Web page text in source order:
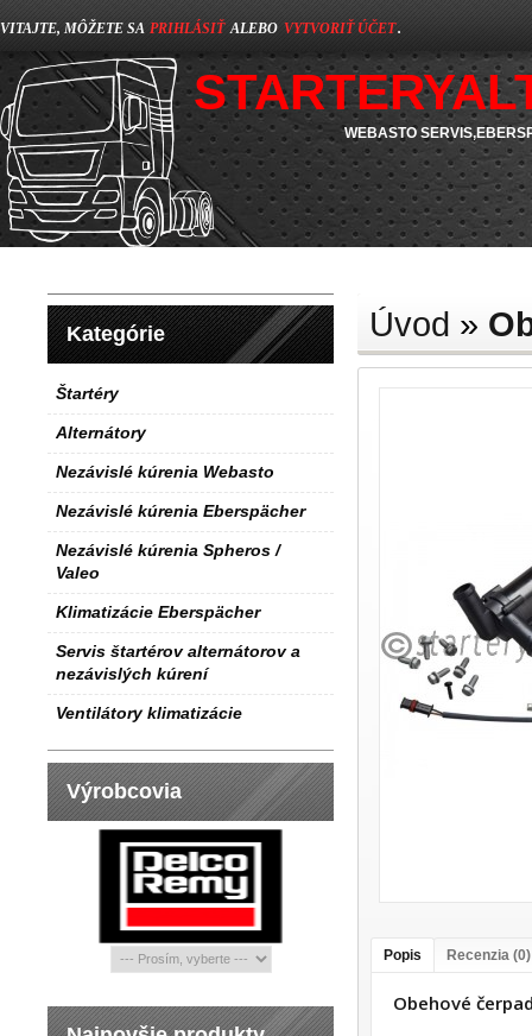
VITAJTE, MÔŽETE SA PRIHLÁSIŤ ALEBO VYTVORIŤ ÚČET.
WEBASTO
Kategórie
Štartéry
Alternátory
Nezávislé kúrenia Webasto
Nezávislé kúrenia Eberspächer
Nezávislé kúrenia Spheros /
Valeo
Klimatizácie Eberspächer
Servis štartérov alternátorov a
nezávislých kúrení
Ventilátory klimatizácie
Výrobcovia
Úvod »
Popis Recenzia (0)
Obehové